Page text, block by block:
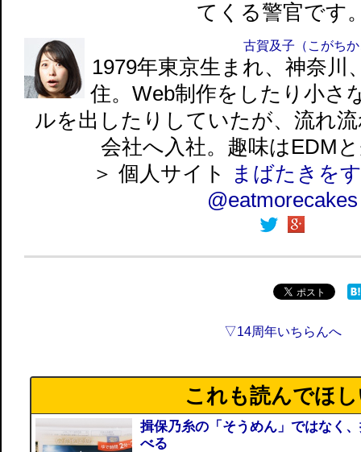
てくる警官です
古賀及子 （こがち
1979年東京生まれ、神奈川
住。Web制作をしたり小さ
ルを出したりしていたが、流れ
会社へ入社。趣味はEDM
＞ 個人サイト
まばたきを
@eatmorecakes
▽14周年いちらんへ
これも読んでほ
揖保乃糸の「そうめん」ではなく
べる